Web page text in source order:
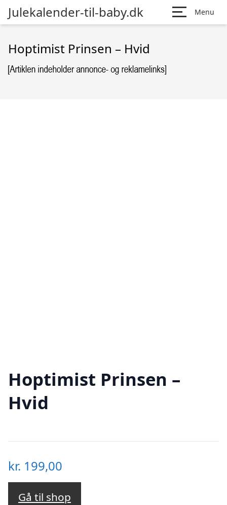
Julekalender-til-baby.dk Menu
Hoptimist Prinsen – Hvid
Hoptimist Prinsen –
Hvid
kr. 199,00
Gå til shop